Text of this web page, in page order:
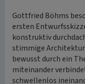
Gottfried Böhms
ersten
konstruktiv
stimmige
bewusst durch ein
miteinander
schwellenlos